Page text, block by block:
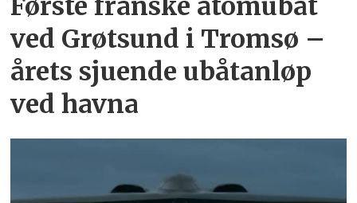
ved Grøtsund i Tromsø –
årets sjuende ubåtanløp
ved havna